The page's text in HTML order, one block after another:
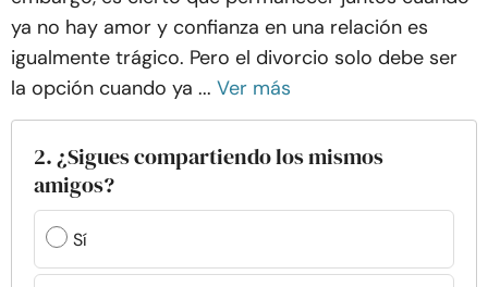
ya no hay amor y confianza en una relación es
igualmente trágico. Pero el divorcio solo debe ser
la opción cuando ya ... Ver más
2. ¿Sigues compartiendo los mismos
amigos?
Sí